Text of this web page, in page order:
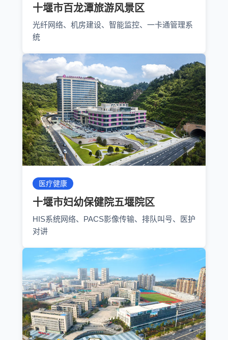
十堰市百龙潭旅游风景区
光纤网络、机房建设、智能监控、一卡通管理系
统
医疗健康
十堰市妇幼保健院五堰院区
HIS系统网络、PACS影像传输、排队叫号、医护
对讲